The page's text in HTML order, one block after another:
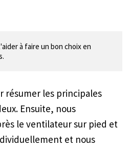
à faire un bon choix en
résumer les principales
Ensuite, nous
le ventilateur sur pied et
et nous